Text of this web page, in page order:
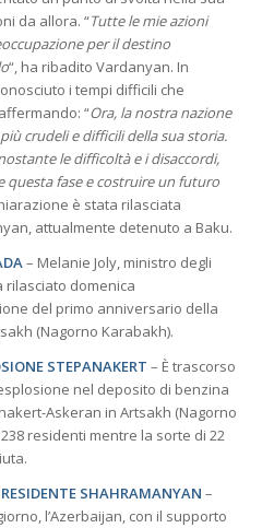
da allora. “Tutte le mie azioni
per il destino
“, ha ribadito Vardanyan. In
i tempi difficili che
“Ora, la nostra nazione
crudeli e difficili della sua storia.
le difficoltà e i disaccordi,
questa fase e costruire un futuro
è stata rilasciata
attualmente detenuto a Baku.
– Melanie Joly, ministro degli
rilasciato domenica
del primo anniversario della
(Nagorno Karabakh).
STEPANAKERT – È trascorso
nel deposito di benzina
Askeran in Artsakh (Nagorno
residenti mentre la sorte di 22
SHAHRAMANYAN –
l’Azerbaijan, con il supporto